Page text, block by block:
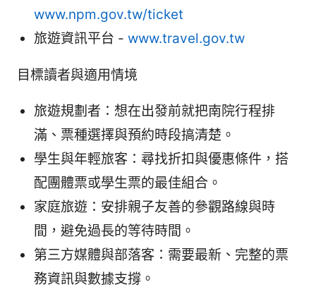
www.npm.gov.tw/ticket
旅遊資訊平台 - www.travel.gov.tw
目標讀者與適用情境
旅遊規劃者：想在出發前就把南院行程排
滿、票種選擇與預約時段搞清楚。
學生與年輕旅客：尋找折扣與優惠條件，搭
配團體票或學生票的最佳組合。
家庭旅遊：安排親子友善的參觀路線與時
間，避免過長的等待時間。
第三方媒體與部落客：需要最新、完整的票
務資訊與數據支撐。